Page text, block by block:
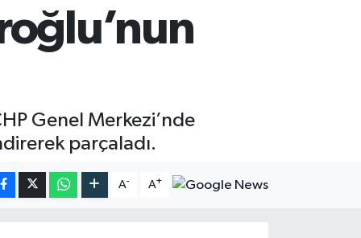
Genel Merkezi’nde
parçaladı.
A- A+